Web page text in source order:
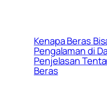
Kenapa Beras
Pengalaman di
Penjelasan
Beras